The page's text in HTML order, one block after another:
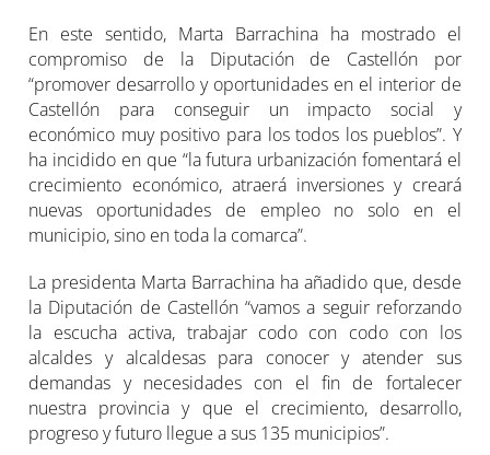
En este sentido, Marta Barrachina ha mostrado el
compromiso de la Diputación de Castellón por
“promover desarrollo y oportunidades en el interior de
Castellón para conseguir un impacto social y
económico muy positivo para los todos los pueblos”. Y
ha incidido en que “la futura urbanización fomentará el
crecimiento económico, atraerá inversiones y creará
nuevas oportunidades de empleo no solo en el
municipio, sino en toda la comarca”.
La presidenta Marta Barrachina ha añadido que, desde
la Diputación de Castellón “vamos a seguir reforzando
la escucha activa, trabajar codo con codo con los
alcaldes y alcaldesas para conocer y atender sus
demandas y necesidades con el fin de fortalecer
nuestra provincia y que el crecimiento, desarrollo,
progreso y futuro llegue a sus 135 municipios”.